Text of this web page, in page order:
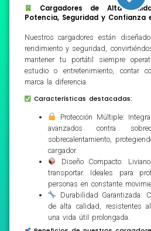
Cargadores de Alta
Potencia, Seguridad y Confianza
Nuestros cargadores están
rendimiento y seguridad,
mantener tu portátil siempre
estudio o entretenimiento, contar
marca la diferencia.
Características destacadas:
Protección Múltiple:
avanzados contra
sobrecalentamiento,
cargador.
Diseño Compacto:
transportar. Ideales para
personas en constante
Durabilidad Garantizada:
de alta calidad, resistentes
una vida útil prolongada.